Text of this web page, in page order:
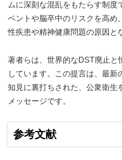
ムに深刻な混乱をもたらす制度
ベントや脳卒中のリスクを高め
性疾患や精神健康問題の原因と
著者らは、世界的なDST廃止と
しています。この提言は、最新
知見に裏打ちされた、公衆衛生
メッセージです。
参考文献